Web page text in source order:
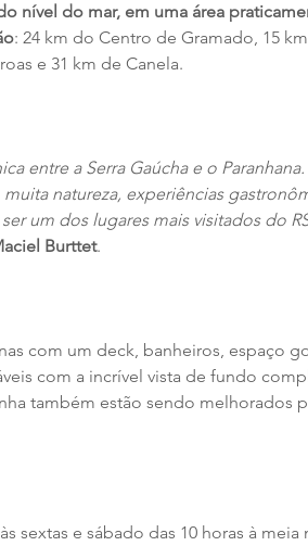
nível do mar, em uma área
: 24 km do Centro de Gramado, 15
e 31 km de Canela.
entre a Serra Gaúcha e o
natureza, experiências
um dos lugares mais visitados do
Burttet.
com um deck, banheiros, espaço
com a incrível vista de fundo
também estão sendo melhorados
sextas e sábado das 10 horas à meia